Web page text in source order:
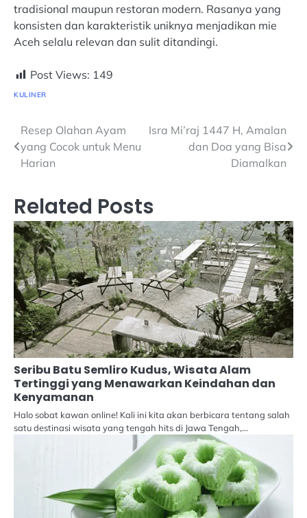
tradisional maupun restoran modern. Rasanya yang
konsisten dan karakteristik uniknya menjadikan mie
Aceh selalu relevan dan sulit ditandingi.
Post Views: 149
KULINER
Navigasi
pos
Resep Olahan Ayam
yang Cocok untuk Menu
Harian
Isra Mi’raj 1447 H, Amalan
dan Doa yang Bisa
Diamalkan
Related Posts
Seribu Batu Semliro Kudus, Wisata Alam
Tertinggi yang Menawarkan Keindahan dan
Kenyamanan
Halo sobat kawan online! Kali ini kita akan berbicara tentang salah
satu destinasi wisata yang tengah hits di Jawa Tengah,…